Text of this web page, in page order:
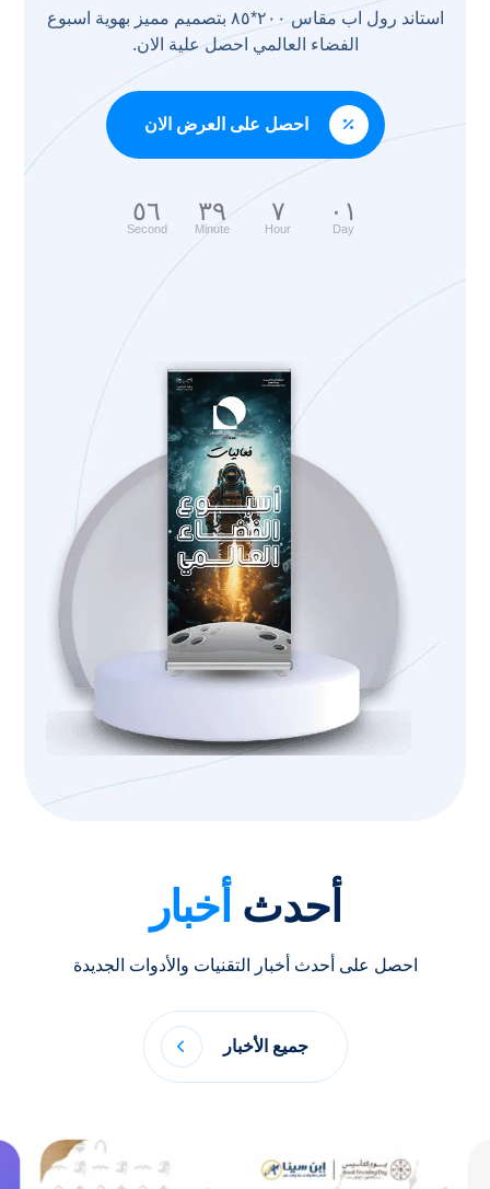
استاند رول اب مقاس ٢٠٠*٨٥ بتصميم مميز بهوية اسبوع
الفضاء العالمي احصل علية الان.
احصل على العرض الان
٠١
Day
٧
Hour
٣٩
Minute
٥٥
Second
أحدث أخبار
احصل على أحدث أخبار التقنيات والأدوات الجديدة
جميع الأخبار